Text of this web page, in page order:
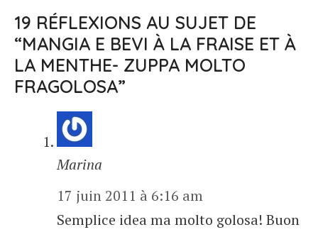
19 RÉFLEXIONS AU SUJET DE
“MANGIA E BEVI À LA FRAISE ET À
LA MENTHE- ZUPPA MOLTO
FRAGOLOSA”
Marina
17 juin 2011 à 6:16 am
Semplice idea ma molto golosa! Buon